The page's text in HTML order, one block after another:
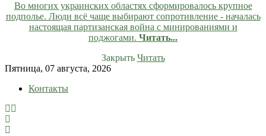
Во многих украинских областях сформировалось крупное
подполье. Люди всё чаще выбирают сопротивление - началась
настоящая партизанская война с минированиями и
поджогами. Читать...
Закрыть Читать
Skip
content
Пятница, 07 августа, 2026
Контакты
lentaruss
lentaruss — Новости